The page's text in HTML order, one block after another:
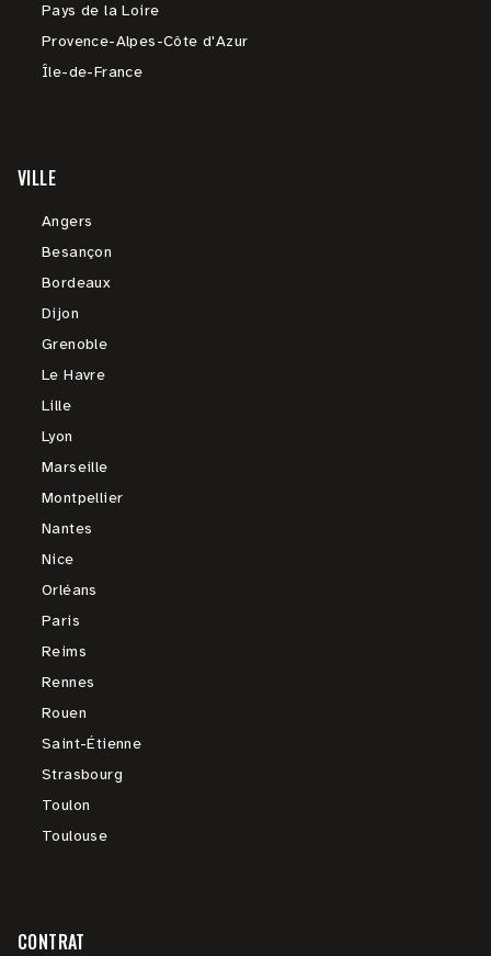
Pays de la Loire
Provence-Alpes-Côte d'Azur
Île-de-France
VILLE
Angers
Besançon
Bordeaux
Dijon
Grenoble
Le Havre
Lille
Lyon
Marseille
Montpellier
Nantes
Nice
Orléans
Paris
Reims
Rennes
Rouen
Saint-Étienne
Strasbourg
Toulon
Toulouse
CONTRAT